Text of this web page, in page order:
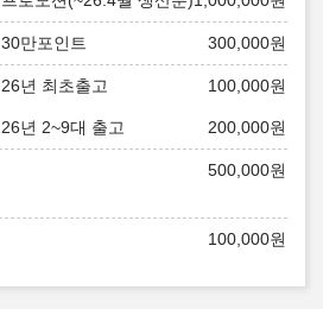
30만포인트 300,000원
26년 최초출고 100,000원
26년 2~9대 출고 200,000원
500,000원
100,000원